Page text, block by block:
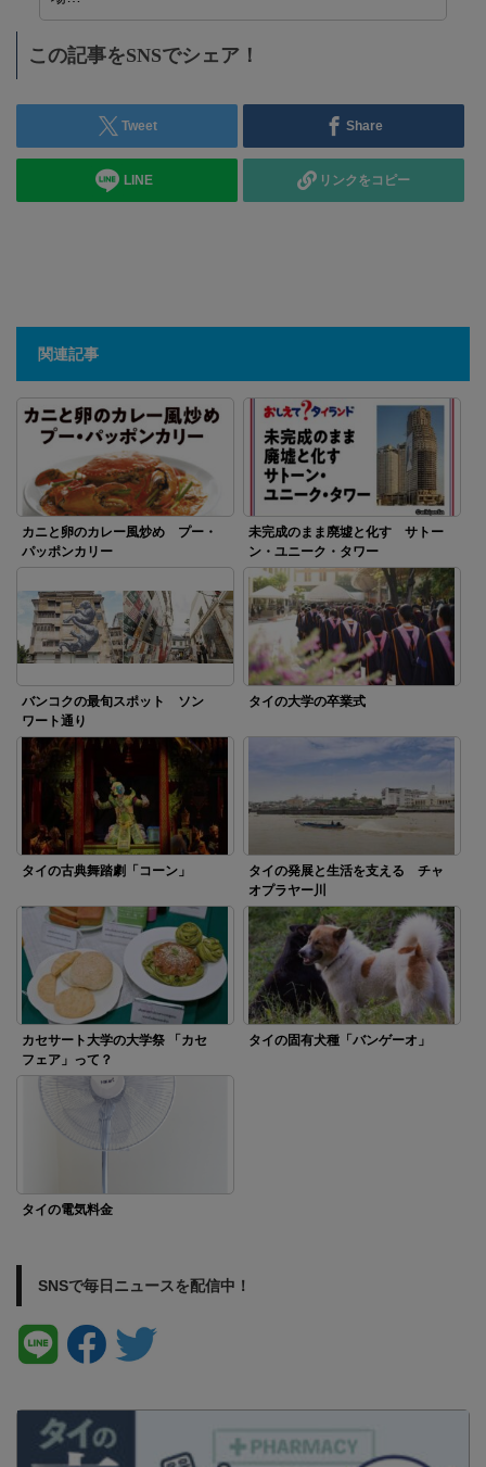
この記事をSNSでシェア！
Tweet Share
LINE リンクをコピー
関連記事
カニと卵のカレー風炒め プー・
パッポンカリー
未完成のまま廃墟と化す サトー
ン・ユニーク・タワー
バンコクの最旬スポット ソン
ワート通り
タイの大学の卒業式
タイの古典舞踏劇「コーン」
タイの発展と生活を支える チャ
オプラヤー川
カセサート大学の大学祭 「カセ
フェア」って？
タイの固有犬種「バンゲーオ」
タイの電気料金
SNSで毎日ニュースを配信中！